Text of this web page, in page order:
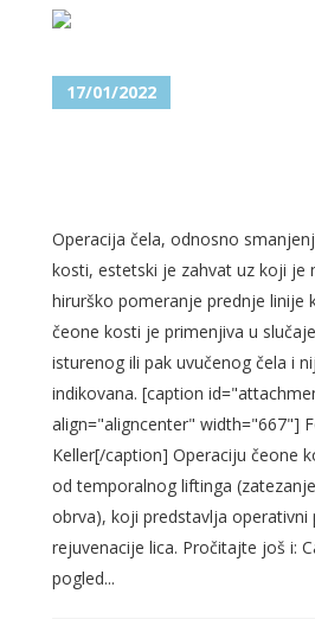
17/01/2022
Operacija čela, odnosno
kosti, estetski je zahvat uz koji je
hirurško pomeranje prednje linije
čeone kosti je primenjiva u
isturenog ili pak uvučenog čela i
indikovana. [caption
align="aligncenter" width="667"]
Keller[/caption] Operaciju čeone
od temporalnog liftinga
obrva), koji predstavlja operativni
rejuvenacije lica. Pročitajte još i:
pogled...